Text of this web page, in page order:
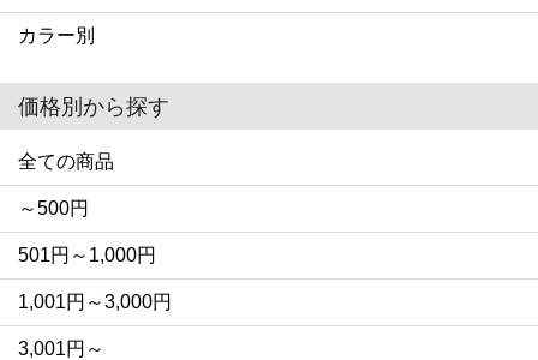
カラー別
価格別から探す
全ての商品
～500円
501円～1,000円
1,001円～3,000円
3,001円～